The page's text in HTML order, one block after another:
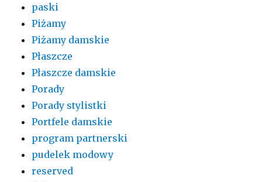
paski
Piżamy
Piżamy damskie
Płaszcze
Płaszcze damskie
Porady
Porady stylistki
Portfele damskie
program partnerski
pudelek modowy
reserved